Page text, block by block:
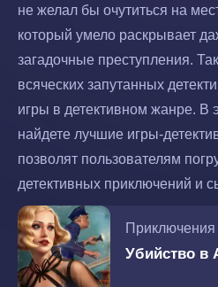
не желал бы очутиться на
который умело раскрывает
загадочные преступления.
всяческих запутанных
игры в детективном жанре. В
найдете лучшие игры-
позволят пользователям
детективных приключений и
Приключения
Убийство в